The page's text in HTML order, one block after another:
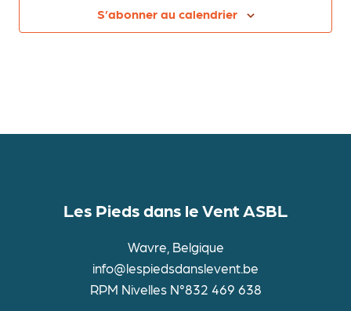
of
in
S’abonner au calendrier
Les Pieds dans le Vent ASBL
Wavre, Belgique
info@lespiedsdanslevent.be
RPM Nivelles N°832 469 638